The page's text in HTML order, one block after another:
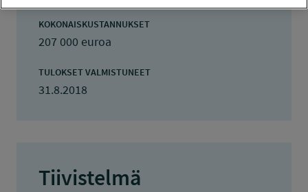
KOKONAISKUSTANNUKSET
207 000 euroa
TULOKSET VALMISTUNEET
31.8.2018
Tiivistelmä